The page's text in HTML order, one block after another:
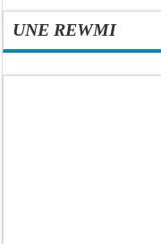
UNE REWMI